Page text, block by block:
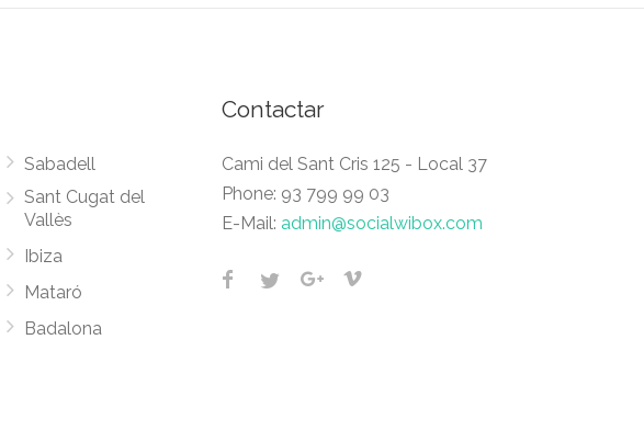
Sabadell
Sant Cugat del
Vallès
Ibiza
Mataró
Badalona
Contactar
Cami del Sant Cris 125 - Local 37
Phone: 93 799 99 03
E-Mail: admin@socialwibox.com